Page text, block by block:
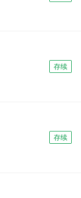
存续
存续